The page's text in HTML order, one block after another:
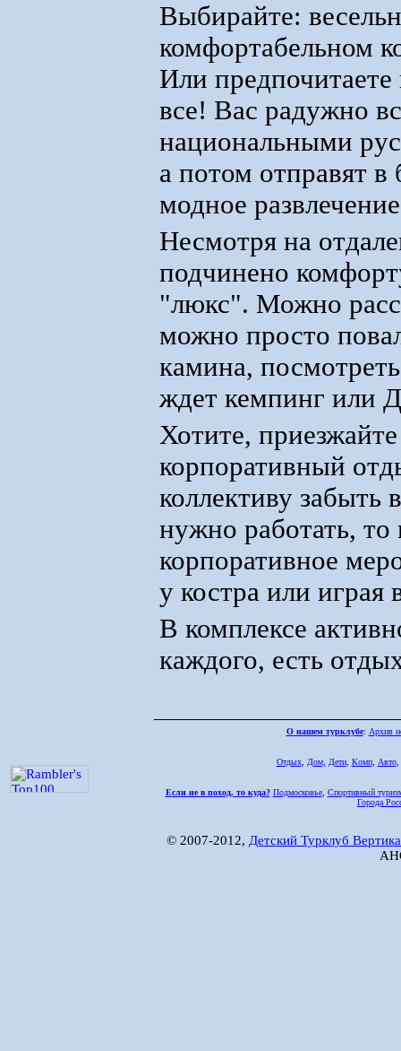
Выбирайте:
комфортабельном
Или
все! Вас радужно
национальными
а потом отправят
модное
Несмотря на
подчинено
"люкс". Можно
можно просто
камина,
ждет кемпинг или
Хотите,
корпоративный
коллективу забыть
нужно работать,
корпоративное
у костра или играя
В комплексе
каждого, есть
О нашем турклубе: Архив
Отдых, Дом, Дети, Комп, Авто,
Если не в поход, то куда? Подмосковье, Спортивный
Города
© 2007-2012, Детский Турклуб